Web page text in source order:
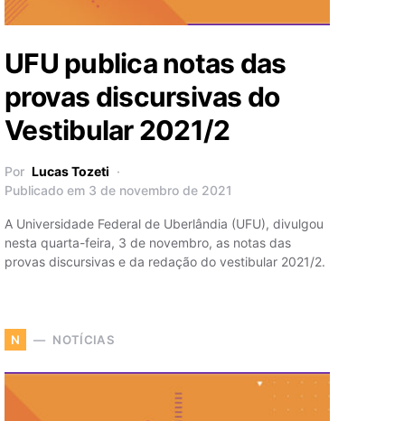
UFU publica notas das
provas discursivas do
Vestibular 2021/2
Por Lucas Tozeti
Publicado em 3 de novembro de 2021
A Universidade Federal de Uberlândia (UFU), divulgou
nesta quarta-feira, 3 de novembro, as notas das
provas discursivas e da redação do vestibular 2021/2.
N NOTÍCIAS